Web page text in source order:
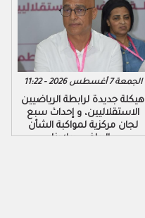
الجمعة 7 أغسطس 2026 - 11:22
هيكلة جديدة لرابطة الرياضيين
الاستقلاليين، و إحداث سبع
لجان مركزية لمواكبة الشأن
الرياضي ببلادنا..